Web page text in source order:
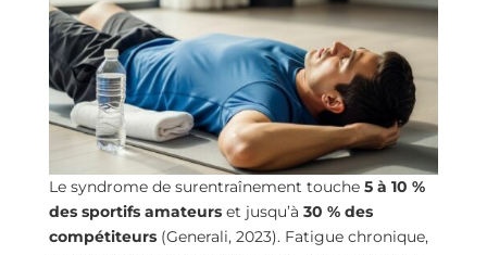
Le syndrome de surentraînement touche 5 à 10 %
des sportifs amateurset jusqu’à 30 % des
compétiteurs(Generali, 2023). Fatigue chronique,